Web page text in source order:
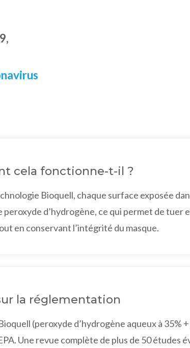
cela fonctionne-t-il ?
Bioquell, chaque surface exposée
peroxyde d’hydrogène, ce qui permet de
en conservant l’intégrité du masque.
la réglementation
(peroxyde d’hydrogène aqueux à
Une revue complète de plus de 50 études